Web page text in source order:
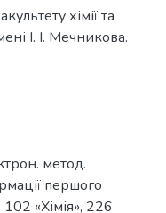
хімії та
І. І. Мечникова.
метод.
першого
102 «Хімія», 226